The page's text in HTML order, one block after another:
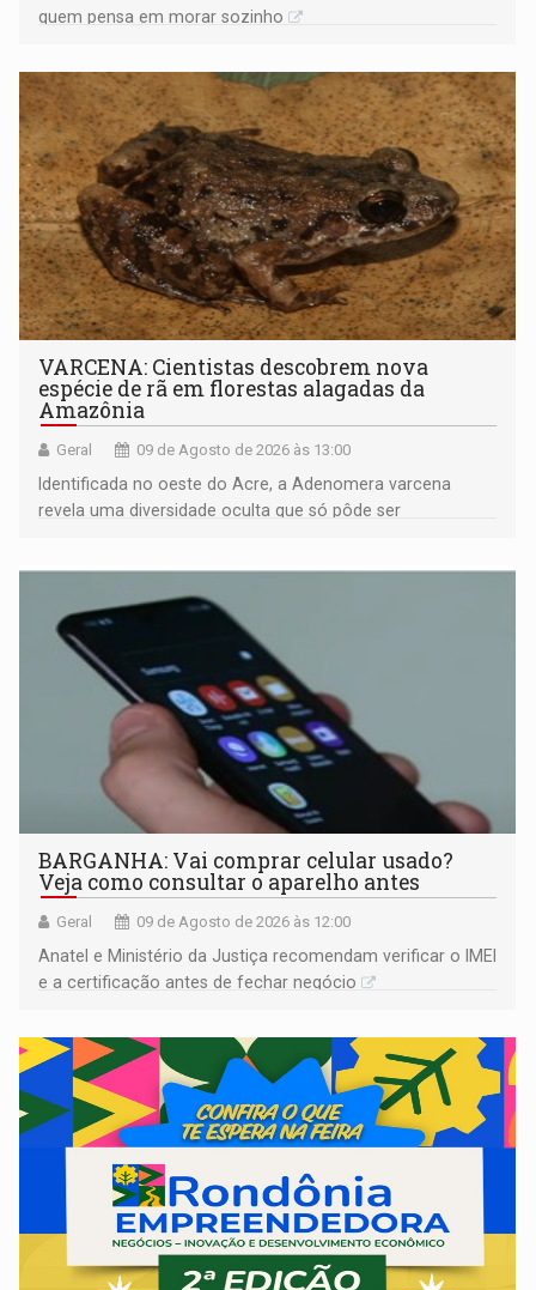
quem pensa em morar sozinho
VARCENA: Cientistas descobrem nova
espécie de rã em florestas alagadas da
Amazônia
Geral 09 de Agosto de 2026 às 13:00
Identificada no oeste do Acre, a Adenomera varcena
revela uma diversidade oculta que só pôde ser
BARGANHA: Vai comprar celular usado?
Veja como consultar o aparelho antes
Geral 09 de Agosto de 2026 às 12:00
Anatel e Ministério da Justiça recomendam verificar o IMEI
e a certificação antes de fechar negócio